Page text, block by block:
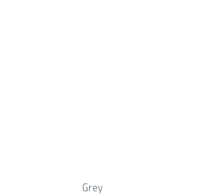
Grey